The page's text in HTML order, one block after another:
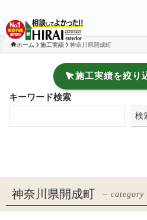
ホーム 施工実績 神奈川県開成町
施工実績を絞り
キーワード検索
検
神奈川県開成町 – category